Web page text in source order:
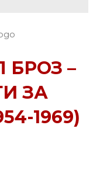
БРОЗ –
ЗА
1969)